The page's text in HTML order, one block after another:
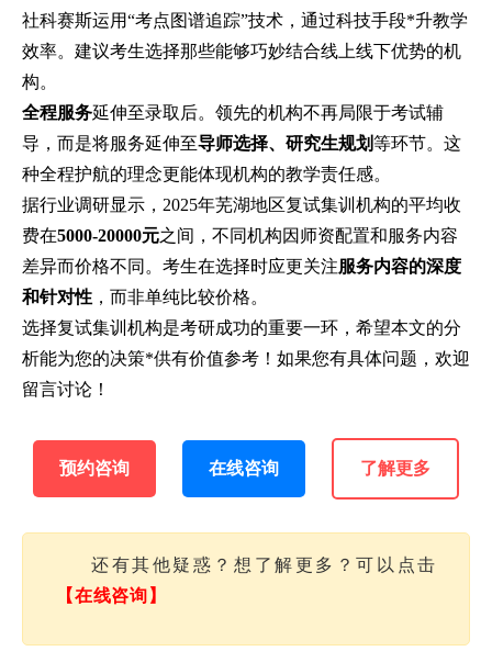
社科赛斯运用“考点图谱追踪”技术，通过科技手段*升教学
效率。建议考生选择那些能够巧妙结合线上线下优势的机
构。
全程服务延伸至录取后。领先的机构不再局限于考试辅
导，而是将服务延伸至导师选择、研究生规划等环节。这
种全程护航的理念更能体现机构的教学责任感。
据行业调研显示，2025年芜湖地区复试集训机构的平均收
费在5000-20000元之间，不同机构因师资配置和服务内容
差异而价格不同。考生在选择时应更关注服务内容的深度
和针对性 ，而非单纯比较价格。
选择复试集训机构是考研成功的重要一环，希望本文的分
析能为您的决策*供有价值参考！如果您有具体问题，欢迎
留言讨论！
预约咨询 在线咨询 了解更多
还有其他疑惑？想了解更多？可以点击
【在线咨询】